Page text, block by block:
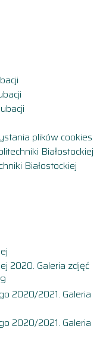
plików cookies
Białostockiej
Białostockiej
2020. Galeria zdjęć
2020/2021. Galeria
2020/2021. Galeria